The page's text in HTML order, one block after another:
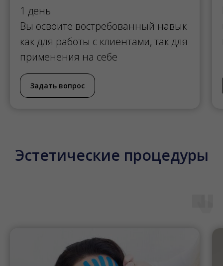
1 день
Вы освоите востребованный навык
как для работы с клиентами, так для
применения на себе
Задать вопрос
Эстетические процедуры